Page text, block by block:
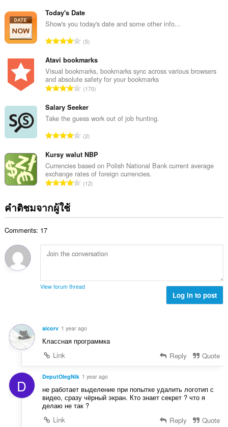
ว
น
ะ
น
น
ร
ว
ม
ทั้
ห
ด
:
Today's Date
Show's you today's date and some other info...
จำ
ว
น
ค
ะ
น
น
ร
ว
ม
ทั้
ง
ห
5
Atavi bookmarks
Visual bookmarks, bookmarks sync across various browsers
and absolute safety for your bookmarks
จำ
ว
น
ะ
น
น
ร
ว
ง
ด
170
Salary Seeker
Take the guess work out of job hunting.
จำ
ว
น
ค
ะ
น
ม
ทั้
ม
2
Kursy walut NBP
Currencies based on Polish National Bank current average
exchange rates of foreign currencies.
จำ
แ
น
ว
ห
ม
ด
12
คำติชมจากผู้ใช้
Comments: 17
View forum thread
Log in to post
aicorv 1 year ago
Классная программка
Link
Reply Quote
D DeputOlegNik 1 year ago
не работает выделение при попытке удалить логотип с
видео, сразу чёрный экран. Кто знает секрет ? что я
делаю не так ?
Link
Reply Quote